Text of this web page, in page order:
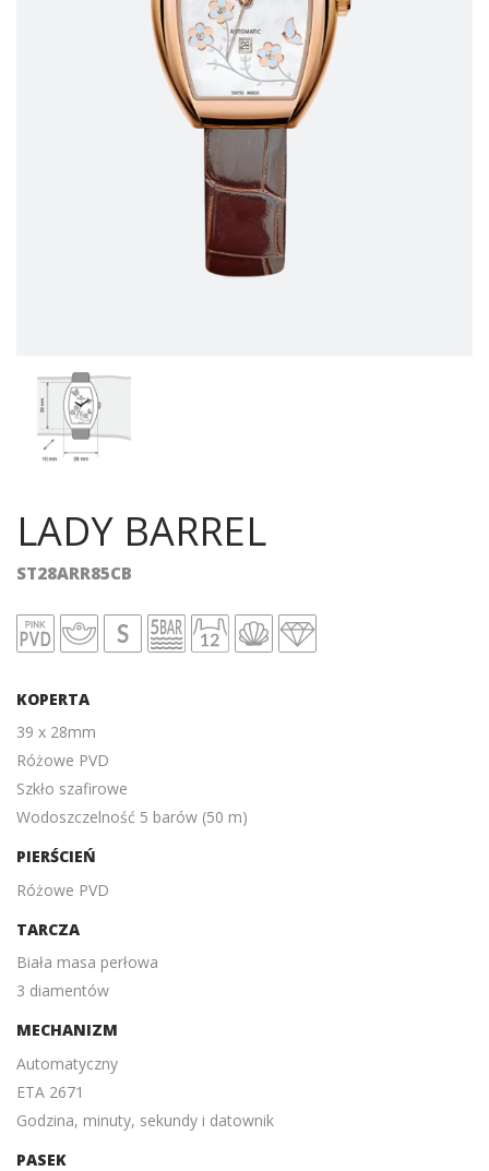
LADY BARREL
ST28ARR85CB
KOPERTA
39 x 28mm
Różowe PVD
Szkło szafirowe
Wodoszczelność 5 barów (50 m)
PIERŚCIEŃ
Różowe PVD
TARCZA
Biała masa perłowa
3 diamentów
MECHANIZM
Automatyczny
ETA 2671
Godzina, minuty, sekundy i datownik
PASEK